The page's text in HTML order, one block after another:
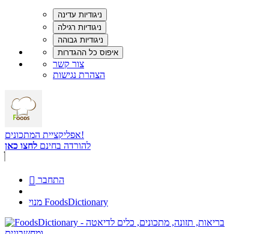
צור קשר
הצהרת נגישות
אפליקציית המתכונים!
להורדה בחינם לחצו כאן
 התחבר
מנוי FoodsDictionary